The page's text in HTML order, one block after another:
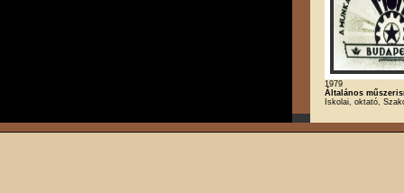
1979
Általános
Iskolai, oktató,